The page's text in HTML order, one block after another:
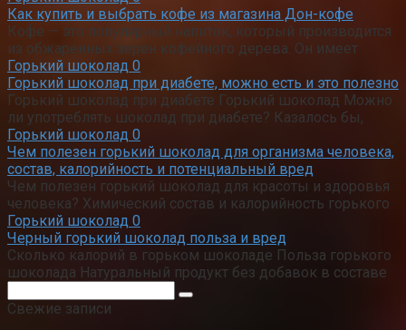
Как купить и выбрать кофе из магазина Дон-кофе
Кофе — это популярный напиток, который производится
из обжаренных зерен кофейного дерева. Он имеет
Горький шоколад 0
Горький шоколад при диабете, можно есть и это полезно
Горький шоколад при диабете Горький шоколад Можно
ли употреблять шоколад при диабете? Казалось бы,
Горький шоколад 0
Чем полезен горький шоколад для организма человека,
состав, калорийность и потенциальный вред
Чем полезен горький шоколад для красоты и здоровья
человека? Химический состав и калорийность горького
Горький шоколад 0
Черный горький шоколад польза и вред
Сколько калорий в горьком шоколаде Польза горького
шоколада Натуральный продукт без добавок в составе
Свежие записи